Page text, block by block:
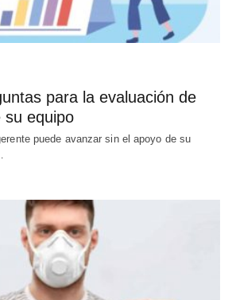
para la evaluación de
su equipo
puede avanzar sin el apoyo de su